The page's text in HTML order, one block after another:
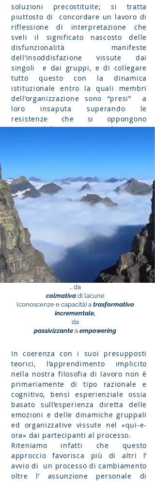
soluzioni precostituite; si tratta
piuttosto di concordare un lavoro di
riflessione di interpretazione che
sveli il significato nascosto delle
disfunzionalità manifeste
dell’insoddisfazione vissute dai
singoli e dai gruppi, e di collegare
tutto questo con la dinamica
istituzionale entro la quali membri
dell’organizzazione sono “presi” a
loro insaputa superando le
resistenze che si oppongono
immancabilmente quest’analisi.
In coerenza con i suoi presupposti
teorici, l’apprendimento implicito
nella nostra filosofia di lavoro non è
primariamente di tipo razionale e
cognitivo, bensì esperienziale ossia
basato sull’esperienza diretta delle
emozioni e delle dinamiche gruppali
ed organizzative vissute nel «qui-e-
ora» dai partecipanti al processo.
Riteniamo infatti che questo
approccio favorisca più di altri l’
avvio di un processo di cambiamento
oltre l’ assunzione personale di
... da
colmativadi lacune
(conoscenze e capacità) a trasformativo
incrementale,
da
passivizzante a empowering